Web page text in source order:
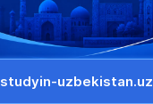
studyin-uzbekistan.uz